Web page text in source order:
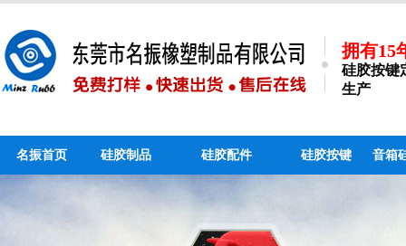
拥有15
硅胶按键
生产
名振首页 硅胶制品 硅胶配件 硅胶按键 音箱